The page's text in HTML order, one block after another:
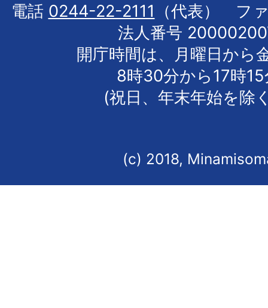
電話 0244-22-2111
（代表） フ
法人番号
開庁時間は、月曜日から
8時30分から17時
(祝日、年末年始を除
(c) 2018,